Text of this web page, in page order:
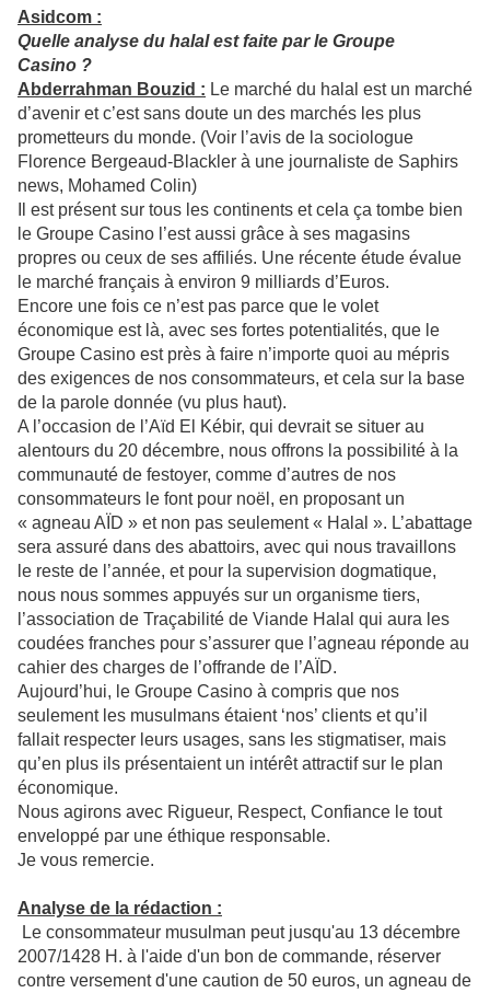
Asidcom :
Quelle analyse du halal est faite par le Groupe
Casino ?
Abderrahman Bouzid : Le marché du halal est un marché
d’avenir et c’est sans doute un des marchés les plus
prometteurs du monde. (Voir l’avis de la sociologue
Florence Bergeaud-Blackler à une journaliste de Saphirs
news, Mohamed Colin)
Il est présent sur tous les continents et cela ça tombe bien
le Groupe Casino l’est aussi grâce à ses magasins
propres ou ceux de ses affiliés. Une récente étude évalue
le marché français à environ 9 milliards d’Euros.
Encore une fois ce n’est pas parce que le volet
économique est là, avec ses fortes potentialités, que le
Groupe Casino est près à faire n’importe quoi au mépris
des exigences de nos consommateurs, et cela sur la base
de la parole donnée (vu plus haut).
A l’occasion de l’Aïd El Kébir, qui devrait se situer au
alentours du 20 décembre, nous offrons la possibilité à la
communauté de festoyer, comme d’autres de nos
consommateurs le font pour noël, en proposant un
« agneau AÏD » et non pas seulement « Halal ». L’abattage
sera assuré dans des abattoirs, avec qui nous travaillons
le reste de l’année, et pour la supervision dogmatique,
nous nous sommes appuyés sur un organisme tiers,
l’association de Traçabilité de Viande Halal qui aura les
coudées franches pour s’assurer que l’agneau réponde au
cahier des charges de l’offrande de l’AÏD.
Aujourd’hui, le Groupe Casino à compris que nos
seulement les musulmans étaient ‘nos’ clients et qu’il
fallait respecter leurs usages, sans les stigmatiser, mais
qu’en plus ils présentaient un intérêt attractif sur le plan
économique.
Nous agirons avec Rigueur, Respect, Confiance le tout
enveloppé par une éthique responsable.
Je vous remercie.
Analyse de la rédaction :
Le consommateur musulman peut jusqu'au 13 décembre
2007/1428 H. à l'aide d'un bon de commande, réserver
contre versement d'une caution de 50 euros, un agneau de